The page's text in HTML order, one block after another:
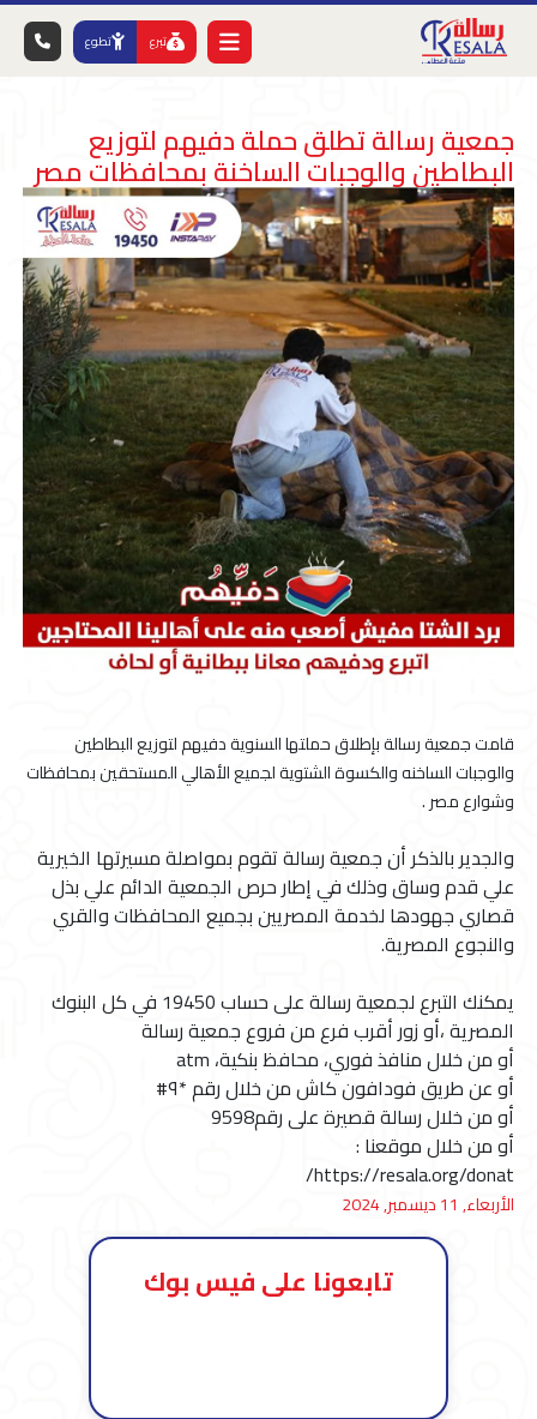
تبرع تطوع
جمعية رسالة تطلق حملة دفيهم لتوزيع
البطاطين والوجبات الساخنة بمحافظات مصر
قامت جمعية رسالة بإطلاق حملتها السنوية دفيهم لتوزيع البطاطين
والوجبات الساخنه والكسوة الشتوية لجميع الأهالي المستحقين بمحافظات
وشوارع مصر .
والجدير بالذكر أن جمعية رسالة تقوم بمواصلة مسيرتها الخيرية
علي قدم وساق وذلك في إطار حرص الجمعية الدائم علي بذل
قصاري جهودها لخدمة المصريين بجميع المحافظات والقري
والنجوع المصرية.
يمكنك التبرع لجمعية رسالة على حساب 19450 في كل البنوك
المصرية ،أو زور أقرب فرع من فروع جمعية رسالة
أو من خلال منافذ فوري، محافظ بنكية، atm
أو عن طريق فودافون كاش من خلال رقم *٩#
أو من خلال رسالة قصيرة على رقم9598
أو من خلال موقعنا :
الأربعاء, 11 ديسمبر, 2024
تابعونا على فيس بوك